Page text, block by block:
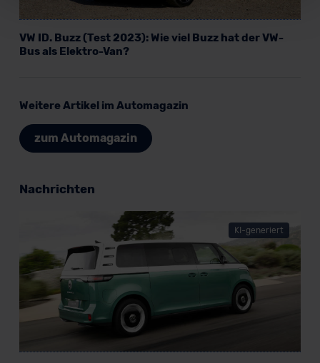
Für alle beschriebenen Technologien und Cookies gilt –
beabsichtigen nicht, diese Daten an Empfänger
Grundlage eines Angemessenheitsbeschlusses der EU-
Kommission (Art. 45 Abs. 1 DSGVO), von
Standarddatenschutzklauseln (Art. 46 Abs. 2 lit. c
erteilen. Nähere Informationen zu den bestehenden
unserem Datenschutzbeauftragten unter
datenschutz@meinauto.de anfordern.
Datenschutzerklärung|Impressum
VW ID. Buzz (Test 2023): Wie viel Buzz hat der VW-
Bus als Elektro-Van?
Weitere Artikel im Automagazin
zum Automagazin
Nachrichten
KI-generiert